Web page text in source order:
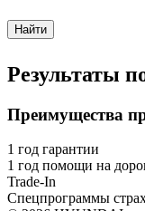
Найти
Результаты
Преимущества
1 год гарантии
1 год помощи на
Trade-In
Спецпрограммы